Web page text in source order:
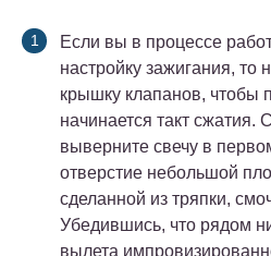
Если вы в процессе
настройку зажигания, то
крышку клапанов, чтобы
начинается такт
выверните свечу в
отверстие небольшой
сделанной из тряпки,
Убедившись, что рядом
вылета